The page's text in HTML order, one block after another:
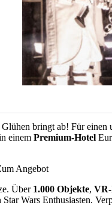
bringt ab! Für einen
einem Premium-Hotel
Angebot
Über 1.000 Objekte, VR-
Wars Enthusiasten.